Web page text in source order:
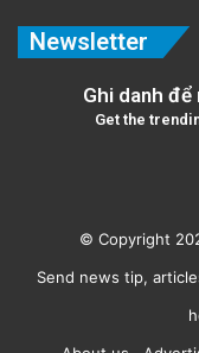
Newsletter
Ghi danh
Get the
© Copyright
Send news tip,